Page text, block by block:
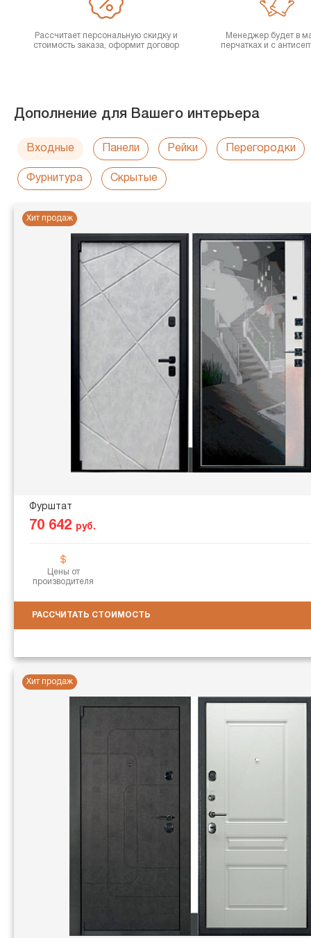
Рассчитает персональную скидку и
стоимость заказа, оформит договор
Менеджер будет в
перчатках и с
Дополнение для Вашего интерьера
Входные Панели Рейки Перегородки
Фурнитура Скрытые
Хит продаж
Фурштат
70 642 руб.
Цены от
производителя
РАССЧИТАТЬ СТОИМОСТЬ
Хит продаж